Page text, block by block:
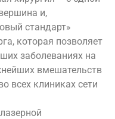
и,
стандарт»
которая позволяет
заболеваниях на
вмешательств
всех клиниках сети